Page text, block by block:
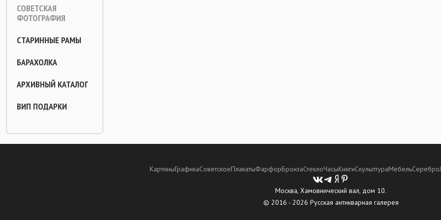
СОВЕТСКАЯ
ФОТОГРАФИЯ
СТАРИННЫЕ РАМЫ
БАРАХОЛКА
АРХИВНЫЙ КАТАЛОГ
ВИП ПОДАРКИ
КартиныГрафикаСоветскоеПлакатыФарфорБронзаСтеклоЧасыКнигиСкульптураМебельСеребро
Москва, Хамовнический вал, дом 10.
© 2016 - 2026 Русская антикварная галерея